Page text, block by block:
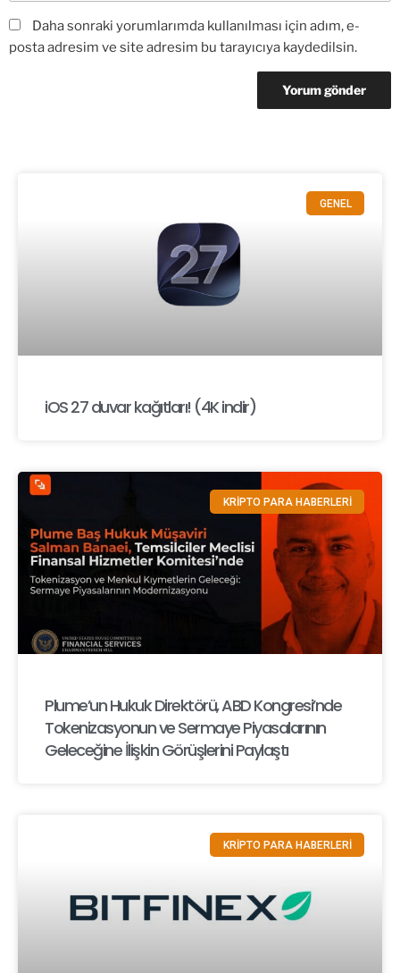
Daha sonraki yorumlarımda kullanılması için adım, e-
posta adresim ve site adresim bu tarayıcıya kaydedilsin.
GENEL
iOS 27 duvar kağıtları! (4K indir)
KRİPTO PARA HABERLERİ
Plume’un Hukuk Direktörü, ABD Kongresi’nde
Tokenizasyonun ve Sermaye Piyasalarının
Geleceğine İlişkin Görüşlerini Paylaştı
KRİPTO PARA HABERLERİ